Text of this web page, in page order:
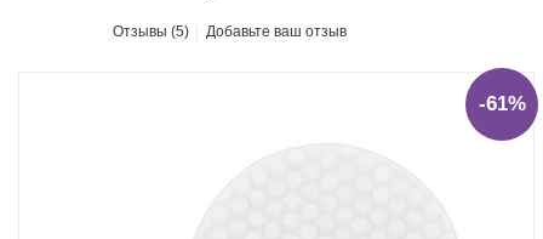
Отзывы (5) Добавьте ваш отзыв
-61%